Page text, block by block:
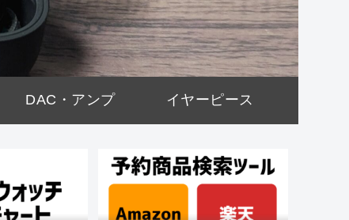
DAC・アンプ イヤーピース